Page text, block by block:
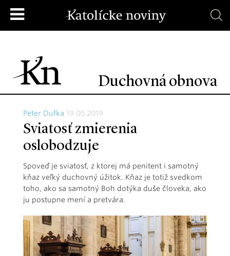
Duchovná obnova
Peter Dufka 19.05.2019
Sviatosť zmierenia
oslobodzuje
Spoveď je sviatosť, z ktorej má penitent i samotný
kňaz veľký duchovný úžitok. Kňaz je totiž svedkom
toho, ako sa samotný Boh dotýka duše človeka, ako
ju postupne mení a pretvára.